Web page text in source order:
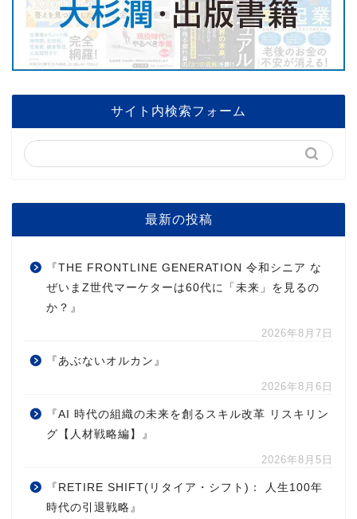
サイト内検索フォーム
最新の投稿
『THE FRONTLINE GENERATION 令和シニア な
ぜいまZ世代マーケターは60代に「未来」を見るの
か？』
2026年8月7日
『あぶないオルカン』
2026年8月6日
『AI 時代の組織の未来を創るスキル改革 リスキリン
グ【人材戦略編】』
2026年8月5日
『RETIRE SHIFT(リタイア・シフト)： 人生100年
時代の引退戦略』